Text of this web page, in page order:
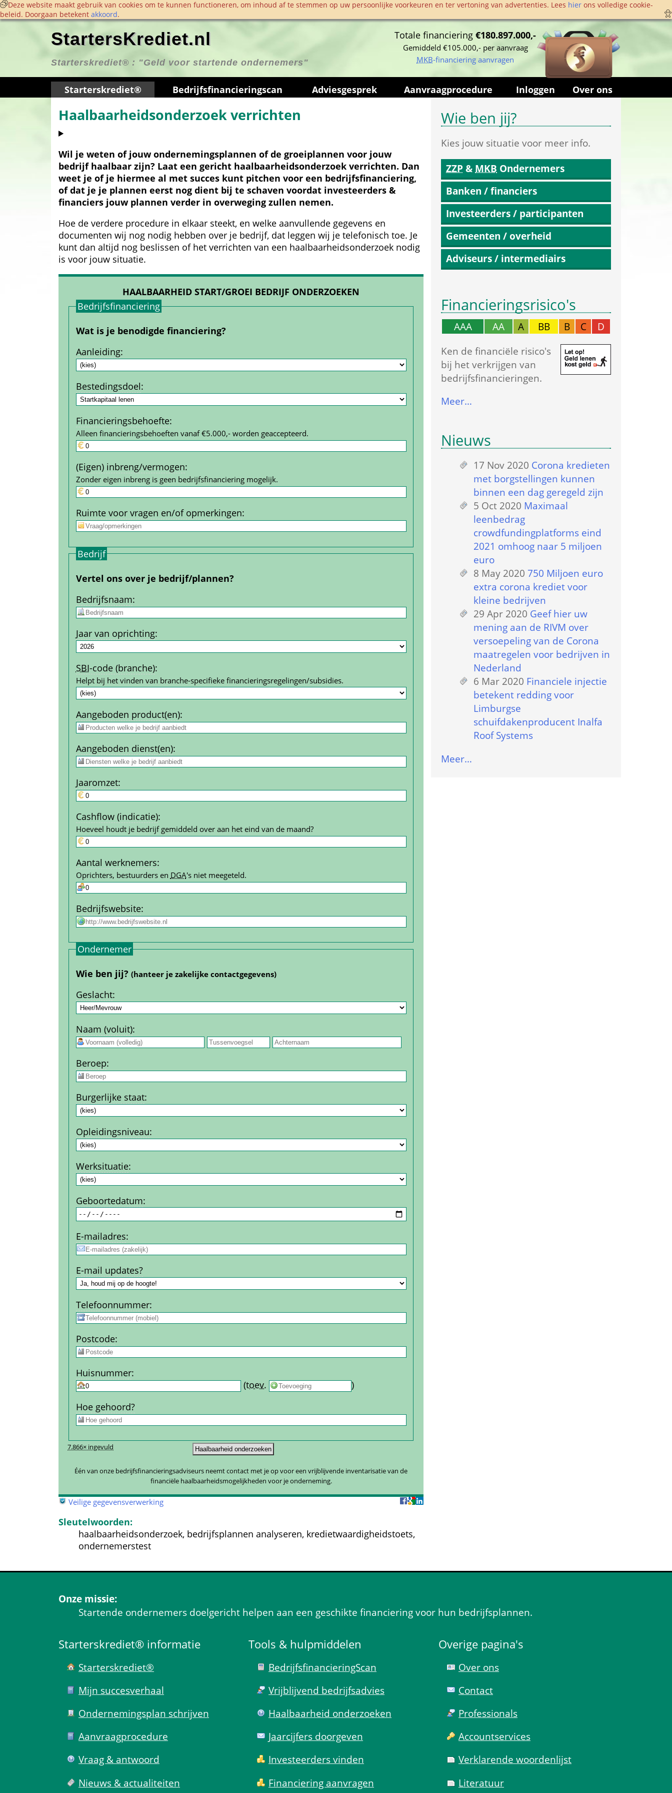
Deze website maakt gebruik van cookies om te kunnen functioneren, om inhoud af te stemmen op uw persoonlijke voorkeuren en ter vertoning van advertenties. Lees hier ons volledige cookie­
beleid. Doorgaan betekent akkoord.
Totale financiering €180.897.000,-
Gemiddeld €105.000,- per aanvraag
MKB-financiering aanvragen
StartersKrediet.nl
Starterskrediet® : "Geld voor startende ondernemers"
Starterskrediet® Bedrijfs­financiering­scan Advies­gesprek Aanvraag­procedure Inloggen Over ons
Haalbaarheidsonderzoek verrichten
Wil je weten of jouw ondernemingsplannen of de groeiplannen voor jouw
bedrijf haalbaar zijn? Laat een gericht haalbaarheids­onderzoek verrichten. Dan
weet je of je hiermee al met succes kunt pitchen voor een bedrijfsfinanciering,
of dat je je plannen eerst nog dient bij te schaven voordat investeerders &
financiers jouw plannen verder in overweging zullen nemen.
Hoe de verdere procedure in elkaar steekt, en welke aanvullende gegevens en
documenten wij nog nodig hebben over je bedrijf, dat leggen wij je telefonisch toe. Je
kunt dan altijd nog beslissen of het verrichten van een haalbaarheids­onderzoek nodig
is voor jouw situatie.
HAALBAARHEID START/GROEI BEDRIJF ONDERZOEKEN
7.866× ingevuld
Één van onze bedrijfsfinancieringsadviseurs neemt contact met je op voor een vrijblijvende inventarisatie van de
financiële haalbaarheidsmogelijkheden voor je onderneming.
Bedrijfs­financiering
Wat is je benodigde financiering?
Aanleiding:
Bestedings­doel:
Financierings­behoefte:
Alleen financieringsbehoeften vanaf €5.000,- worden geaccepteerd.
(Eigen) inbreng/vermogen:
Zonder eigen inbreng is geen bedrijfs­financiering mogelijk.
Ruimte voor vragen en/of opmerkingen:
Bedrijf
Vertel ons over je bedrijf/plannen?
Bedrijfs­naam:
Jaar van oprichting:
SBI-code (branche):
Helpt bij het vinden van branche-specifieke financierings­regelingen/subsidies.
Aangeboden product(en):
Aangeboden dienst(en):
Jaar­omzet:
Cashflow (indicatie):
Hoeveel houdt je bedrijf gemiddeld over aan het eind van de maand?
Aantal werk­nemers:
Oprichters, bestuurders en DGA's niet meegeteld.
Bedrijfs­website:
Ondernemer
Wie ben jij? (hanteer je zakelijke contact­gegevens)
Geslacht:
Naam (voluit):
Beroep:
Burgerlijke staat:
Opleidingsniveau:
Werksituatie:
Geboorte­datum:
E-mail­adres:
E-mail updates?
Telefoon­nummer:
Post­code:
Huis­nummer:
(toev.
)
Hoe gehoord?
Veilige gegevensverwerking
Sleutelwoorden:
haalbaarheidsonderzoek, bedrijfsplannen analyseren, kredietwaardigheidstoets,
ondernemerstest
Wie ben jij?
Kies jouw situatie voor meer info.
ZZP & MKB Ondernemers
Banken / financiers
Investeerders / participanten
Gemeenten / overheid
Adviseurs / intermediairs
Financierings­risico's
AAA AA A BB B C
D
Ken de financiële risico's
bij het verkrijgen van
bedrijfs­financieringen.
Meer…
Nieuws
17 Nov 2020 Corona kredieten
met borgstellingen kunnen
binnen een dag geregeld zijn
5 Oct 2020 Maximaal
leenbedrag
crowdfundingplatforms eind
2021 omhoog naar 5 miljoen
euro
8 May 2020 750 Miljoen euro
extra corona krediet voor
kleine bedrijven
29 Apr 2020 Geef hier uw
mening aan de RIVM over
versoepeling van de Corona
maatregelen voor bedrijven in
Nederland
6 Mar 2020 Financiele injectie
betekent redding voor
Limburgse
schuifdakenproducent Inalfa
Roof Systems
Meer…
Onze missie:
Startende ondernemers doelgericht helpen aan een geschikte financiering voor hun bedrijfsplannen.
Starterskrediet® informatie
Starterskrediet®
Mijn succes­verhaal
Ondernemings­plan schrijven
Aanvraag­procedure
Vraag & antwoord
Nieuws & actualiteiten
Tools & hulp­middelen
Bedrijfsfinanciering­Scan
Vrijblijvend bedrijfs­advies
Haal­baar­heid onder­zoeken
Jaarcijfers doorgeven
Investeerders vinden
Financiering aanvragen
Overige pagina's
Over ons
Contact
Professionals
Account­services
Verklarende woorden­lijst
Literatuur